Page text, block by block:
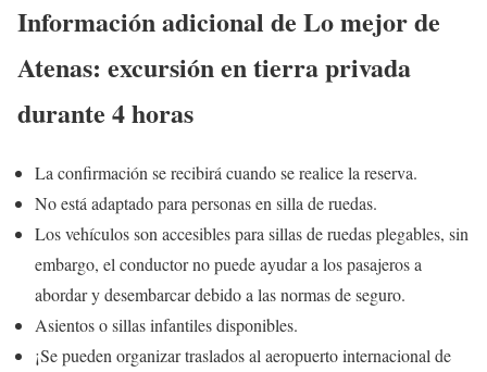
Información adicional de Lo mejor de
Atenas: excursión en tierra privada
durante 4 horas
La confirmación se recibirá cuando se realice la reserva.
No está adaptado para personas en silla de ruedas.
Los vehículos son accesibles para sillas de ruedas plegables, sin
embargo, el conductor no puede ayudar a los pasajeros a
abordar y desembarcar debido a las normas de seguro.
Asientos o sillas infantiles disponibles.
¡Se pueden organizar traslados al aeropuerto internacional de